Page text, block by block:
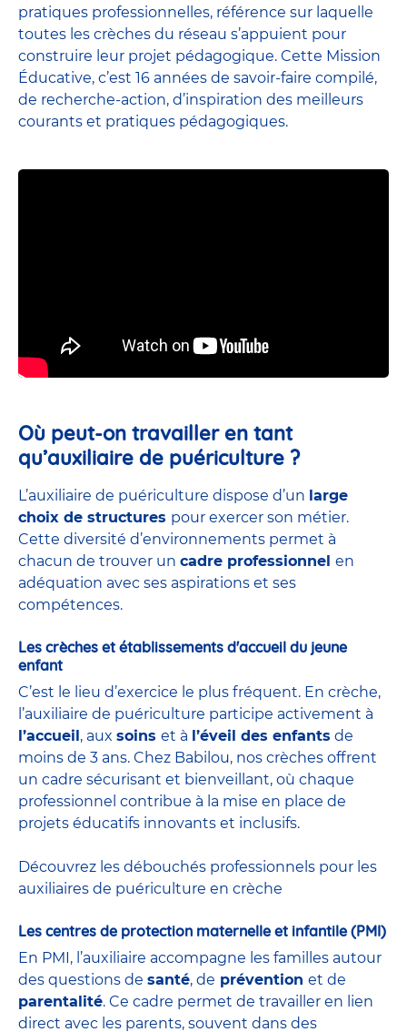
pratiques professionnelles, référence sur laquelle
toutes les crèches du réseau s’appuient pour
construire leur projet pédagogique. Cette Mission
Éducative, c’est 16 années de savoir-faire compilé,
de recherche-action, d’inspiration des meilleurs
courants et pratiques pédagogiques.
Où peut-on travailler en tant
qu’auxiliaire de puériculture ?
L’auxiliaire de puériculture dispose d’un large
choix de structures pour exercer son métier.
Cette diversité d’environnements permet à
chacun de trouver un cadre professionnel en
adéquation avec ses aspirations et ses
compétences.
Les crèches et établissements d'accueil du jeune
enfant
C’est le lieu d’exercice le plus fréquent. En crèche,
l’auxiliaire de puériculture participe activement à
l’accueil , aux soins et à l’éveil des enfants de
moins de 3 ans. Chez Babilou, nos crèches offrent
un cadre sécurisant et bienveillant, où chaque
professionnel contribue à la mise en place de
projets éducatifs innovants et inclusifs.
Découvrez les débouchés professionnels pour les
auxiliaires de puériculture en crèche
Les centres de protection maternelle et infantile (PMI)
En PMI, l’auxiliaire accompagne les familles autour
des questions de santé, de prévention et de
parentalité. Ce cadre permet de travailler en lien
direct avec les parents, souvent dans des